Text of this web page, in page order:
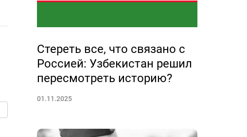
Стереть все, что связано с
Россией: Узбекистан решил
пересмотреть историю?
01.11.2025